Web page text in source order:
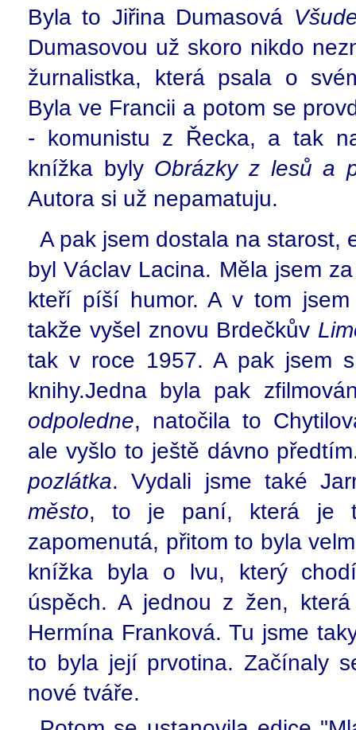
Byla to Jiřina Dumasová
Dumasovou už skoro nikdo
žurnalistka, která psala o
Byla ve Francii a potom se
- komunistu z Řecka, a tak
knížka byly Obrázky z lesů a
Autora si už nepamatuju.
A pak jsem dostala na starost,
byl Václav Lacina. Měla jsem
kteří píší humor. A v tom
takže vyšel znovu Brdečkův
tak v roce 1957. A pak jsem
knihy.Jedna byla pak
odpoledne, natočila to
ale vyšlo to ještě dávno
pozlátka. Vydali jsme také
město, to je paní, která je
zapomenutá, přitom to byla
knížka byla o lvu, který
úspěch. A jednou z žen,
Hermína Franková. Tu jsme
to byla její prvotina. Začínaly
nové tváře.